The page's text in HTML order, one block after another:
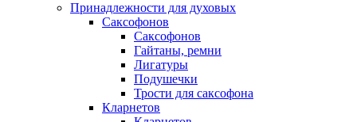
Принадлежности для духовых
Саксофонов
Саксофонов
Гайтаны, ремни
Лигатуры
Подушечки
Трости для саксофона
Кларнетов